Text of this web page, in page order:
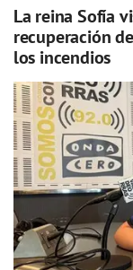
La reina Sofía
recuperación
los incendios